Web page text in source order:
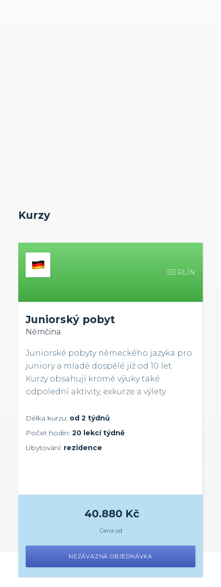
Kurzy
BERLÍN
Juniorský pobyt
Němčina
Juniorské pobyty německého jazyka pro
juniory a mladé dospělé již od 10 let.
Kurzy obsahují kromě výuky také
odpolední aktivity, exkurze a výlety.
Délka kurzu: od 2 týdnů
Počet hodin:20 lekcí týdně
Ubytování: rezidence
40.880 Kč
Cena od
NEZÁVAZNÁ OBJEDNÁVKA